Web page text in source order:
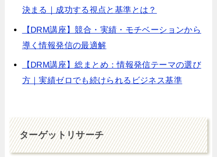
決まる｜成功する視点と基準とは？
【DRM講座】競合・実績・モチベーションから
導く情報発信の最適解
【DRM講座】総まとめ：情報発信テーマの選び
方｜実績ゼロでも続けられるビジネス基準
ターゲットリサーチ